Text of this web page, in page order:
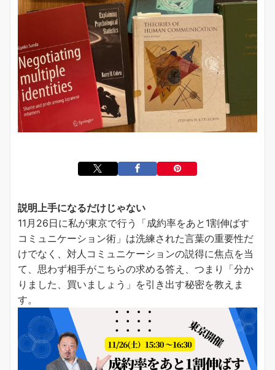
説明上手になるだけじゃない
11月26日に私が東京で行う「成約率をあと1割伸ばす
コミュニケーション術」は洗練された言葉の重要性だ
けでなく、対人コミュニケーションの説得に焦点を当
て、思わず相手がこちらの求める答え、つまり「分か
りました、買いましょう」を引き出す秘密を教えま
す。